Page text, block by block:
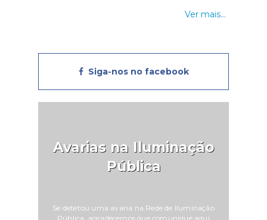
Ver mais...
Siga-nos no facebook
Avarias na Iluminação
Pública
Se detetou uma avaria na Rede de Iluminação
Pública, agradecemos que comunique aqui